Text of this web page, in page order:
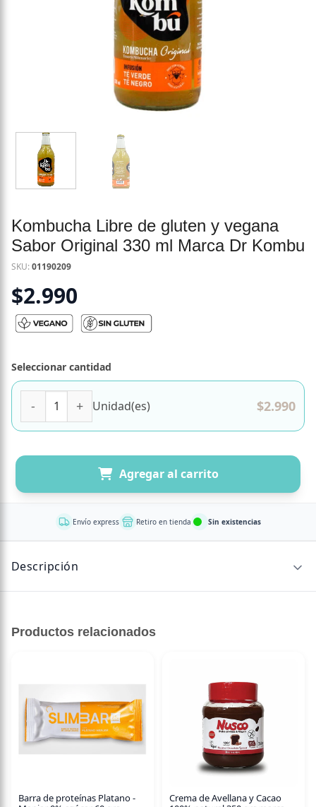
Kombucha Libre de gluten y vegana
Sabor Original 330 ml Marca Dr Kombu
SKU:01190209
$2.990
Seleccionar cantidad
Unidad(es) $2.990
Agregar al carrito
Envío express Retiro en tienda Sin existencias
Descripción
sabores extra. Utilizamos Té Negro Ceylán + Té Verde tipo
Perla.
Productos relacionados
Barra de proteínas Platano -
Crema de Avellana y Cacao